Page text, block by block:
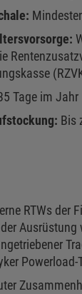
Tage im Jahr
Bis
RTWs der
Powerload-